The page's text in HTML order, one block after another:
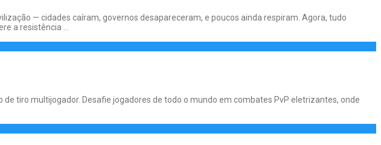
— cidades caíram, governos desapareceram, e poucos ainda respiram. Agora, tudo
a resistência …
tiro multijogador. Desafie jogadores de todo o mundo em combates PvP eletrizantes, onde